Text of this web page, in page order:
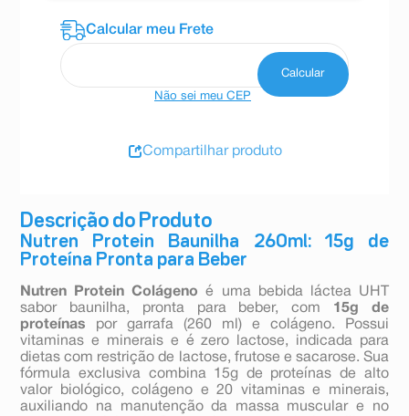
Descrição do Produto
Nutren Protein Baunilha 260ml: 15g de
Proteína Pronta para Beber
Nutren Protein Colágenoé uma bebida láctea UHT
sabor baunilha, pronta para beber, com 15g de
proteínas por garrafa (260 ml) e colágeno. Possui
vitaminas e minerais e é zero lactose, indicada para
dietas com restrição de lactose, frutose e sacarose. Sua
fórmula exclusiva combina 15g de proteínas de alto
valor biológico, colágeno e 20 vitaminas e minerais,
auxiliando na manutenção da massa muscular e no
Não sei meu CEP
Compartilhar produto